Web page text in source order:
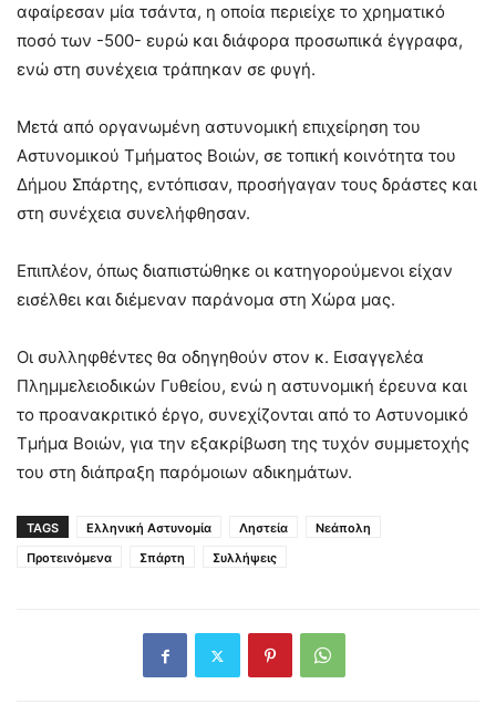
αφαίρεσαν μία τσάντα, η οποία περιείχε το χρηματικό
ποσό των -500- ευρώ και διάφορα προσωπικά έγγραφα,
ενώ στη συνέχεια τράπηκαν σε φυγή.
Μετά από οργανωμένη αστυνομική επιχείρηση του
Αστυνομικού Τμήματος Βοιών, σε τοπική κοινότητα του
Δήμου Σπάρτης, εντόπισαν, προσήγαγαν τους δράστες και
στη συνέχεια συνελήφθησαν.
Επιπλέον, όπως διαπιστώθηκε οι κατηγορούμενοι είχαν
εισέλθει και διέμεναν παράνομα στη Χώρα μας.
Οι συλληφθέντες θα oδηγηθούν στον κ. Εισαγγελέα
Πλημμελειοδικών Γυθείου, ενώ η αστυνομική έρευνα και
το προανακριτικό έργο, συνεχίζονται από το Αστυνομικό
Τμήμα Βοιών, για την εξακρίβωση της τυχόν συμμετοχής
του στη διάπραξη παρόμοιων αδικημάτων.
TAGS Ελληνική Αστυνομία Ληστεία
Νεάπολη
Προτεινόμενα
Σπάρτη Συλλήψεις